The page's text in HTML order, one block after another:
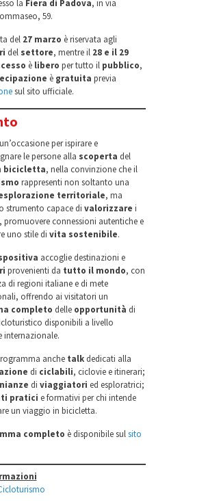
la Fiera di Padova, in via
59.
del 27 marzo è riservata agli
del settore, mentre il 28 e il 29
è libero per tutto il pubblico,
è gratuita previa
sul sito ufficiale.
per ispirare e
le persone alla scoperta del
bicicletta, nella convinzione che il
rappresenti non soltanto una
territoriale, ma
strumento capace di valorizzare i
, promuovere connessioni autentiche e
uno stile di vita sostenibile.
accoglie destinazioni e
provenienti da tutto il mondo, con
di regioni italiane e di mete
offrendo ai visitatori un
completo delle opportunità di
disponibili a livello
internazionale.
anche talk dedicati alla
di ciclabili, ciclovie e itinerari;
di viaggiatori ed esploratrici;
pratici e formativi per chi intende
un viaggio in bicicletta.
completo è disponibile sulsito